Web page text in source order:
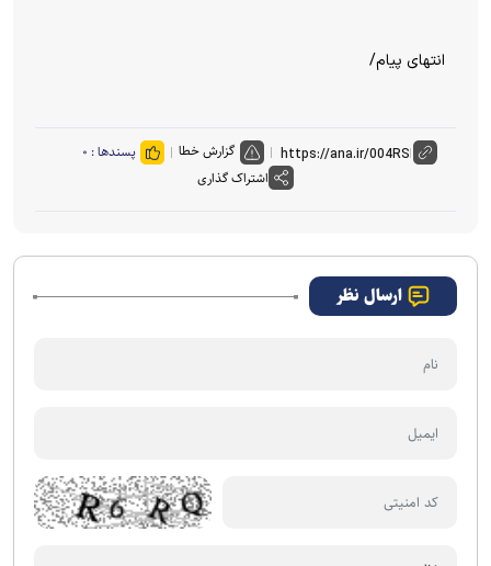
انتهای پیام/
گزارش خطا پسندها : ۰
اشتراک گذاری
ارسال نظر